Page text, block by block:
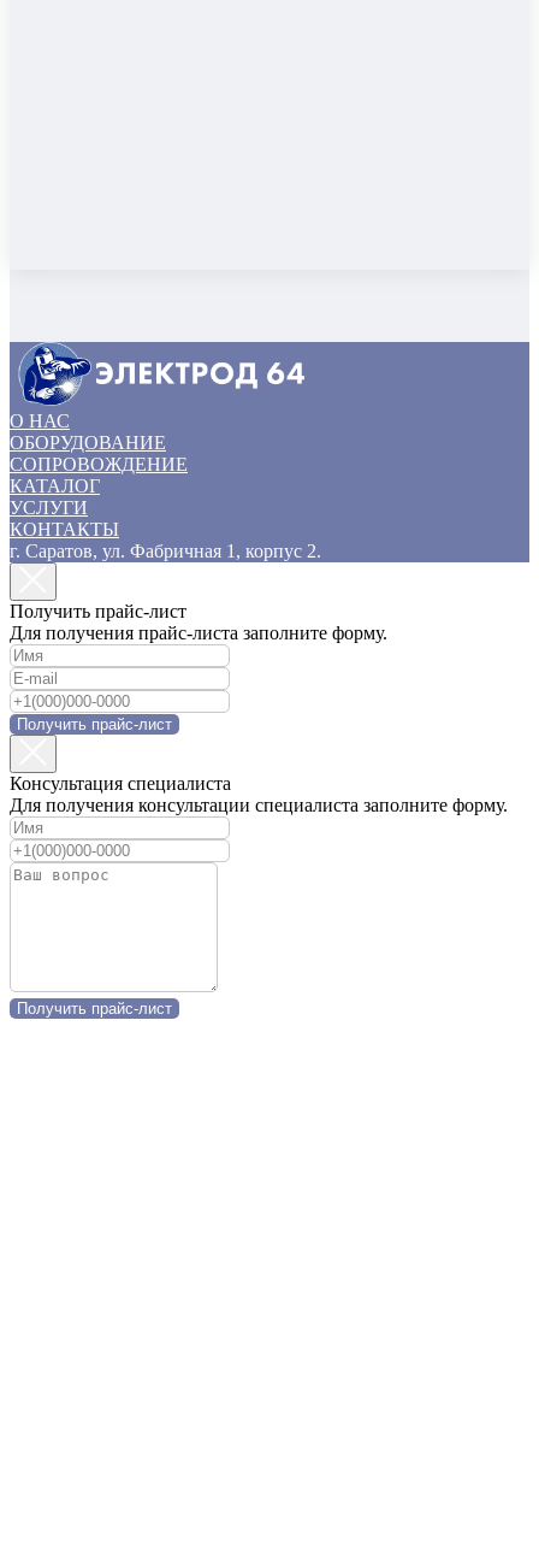
О НАС
ОБОРУДОВАНИЕ
СОПРОВОЖДЕНИЕ
КАТАЛОГ
УСЛУГИ
КОНТАКТЫ
г. Саратов, ул. Фабричная 1, корпус 2.
Получить прайс-лист
Для получения прайс-листа заполните форму.
Получить прайс-лист
Консультация специалиста
Для получения консультации специалиста заполните форму.
Получить прайс-лист